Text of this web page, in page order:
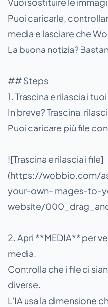
Vuoi sostituire le
Puoi caricarle,
media e lasciare che
La buona notizia?
## Steps
1. Trascina e rilascia i
In breve? Trascina,
Puoi caricare più file
![Trascina e rilascia i file]
(https://wobbio.com/
your-own-images-to-
website/
2. Apri **MEDIA** per
media.
Controlla che i file ci
diverse.
L'IA usa la dimensione